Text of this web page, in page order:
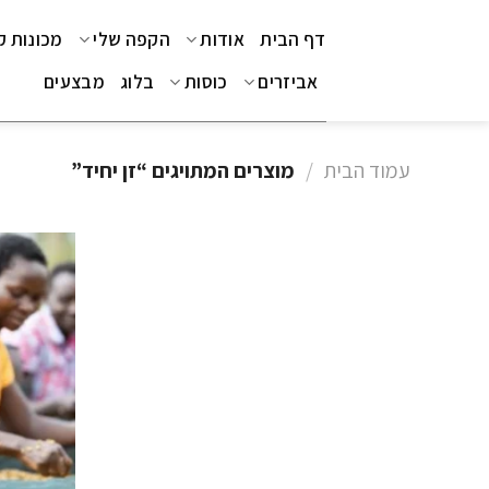
דף הבית אודות הקפה שלי
מכונות
אביזרים
כוסות בלוג מבצעים
עמוד הבית / מוצרים המתויגים “זן יחיד”